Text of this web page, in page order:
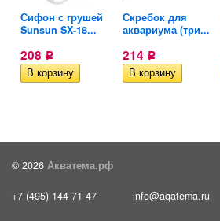
Сифон с грушей
Sunsun SX-18...
208 Р
Скребок для
аквариума (три...
214 Р
© 2026 Акватема.рф
+7 (495) 144-71-47 info@aqatema.ru